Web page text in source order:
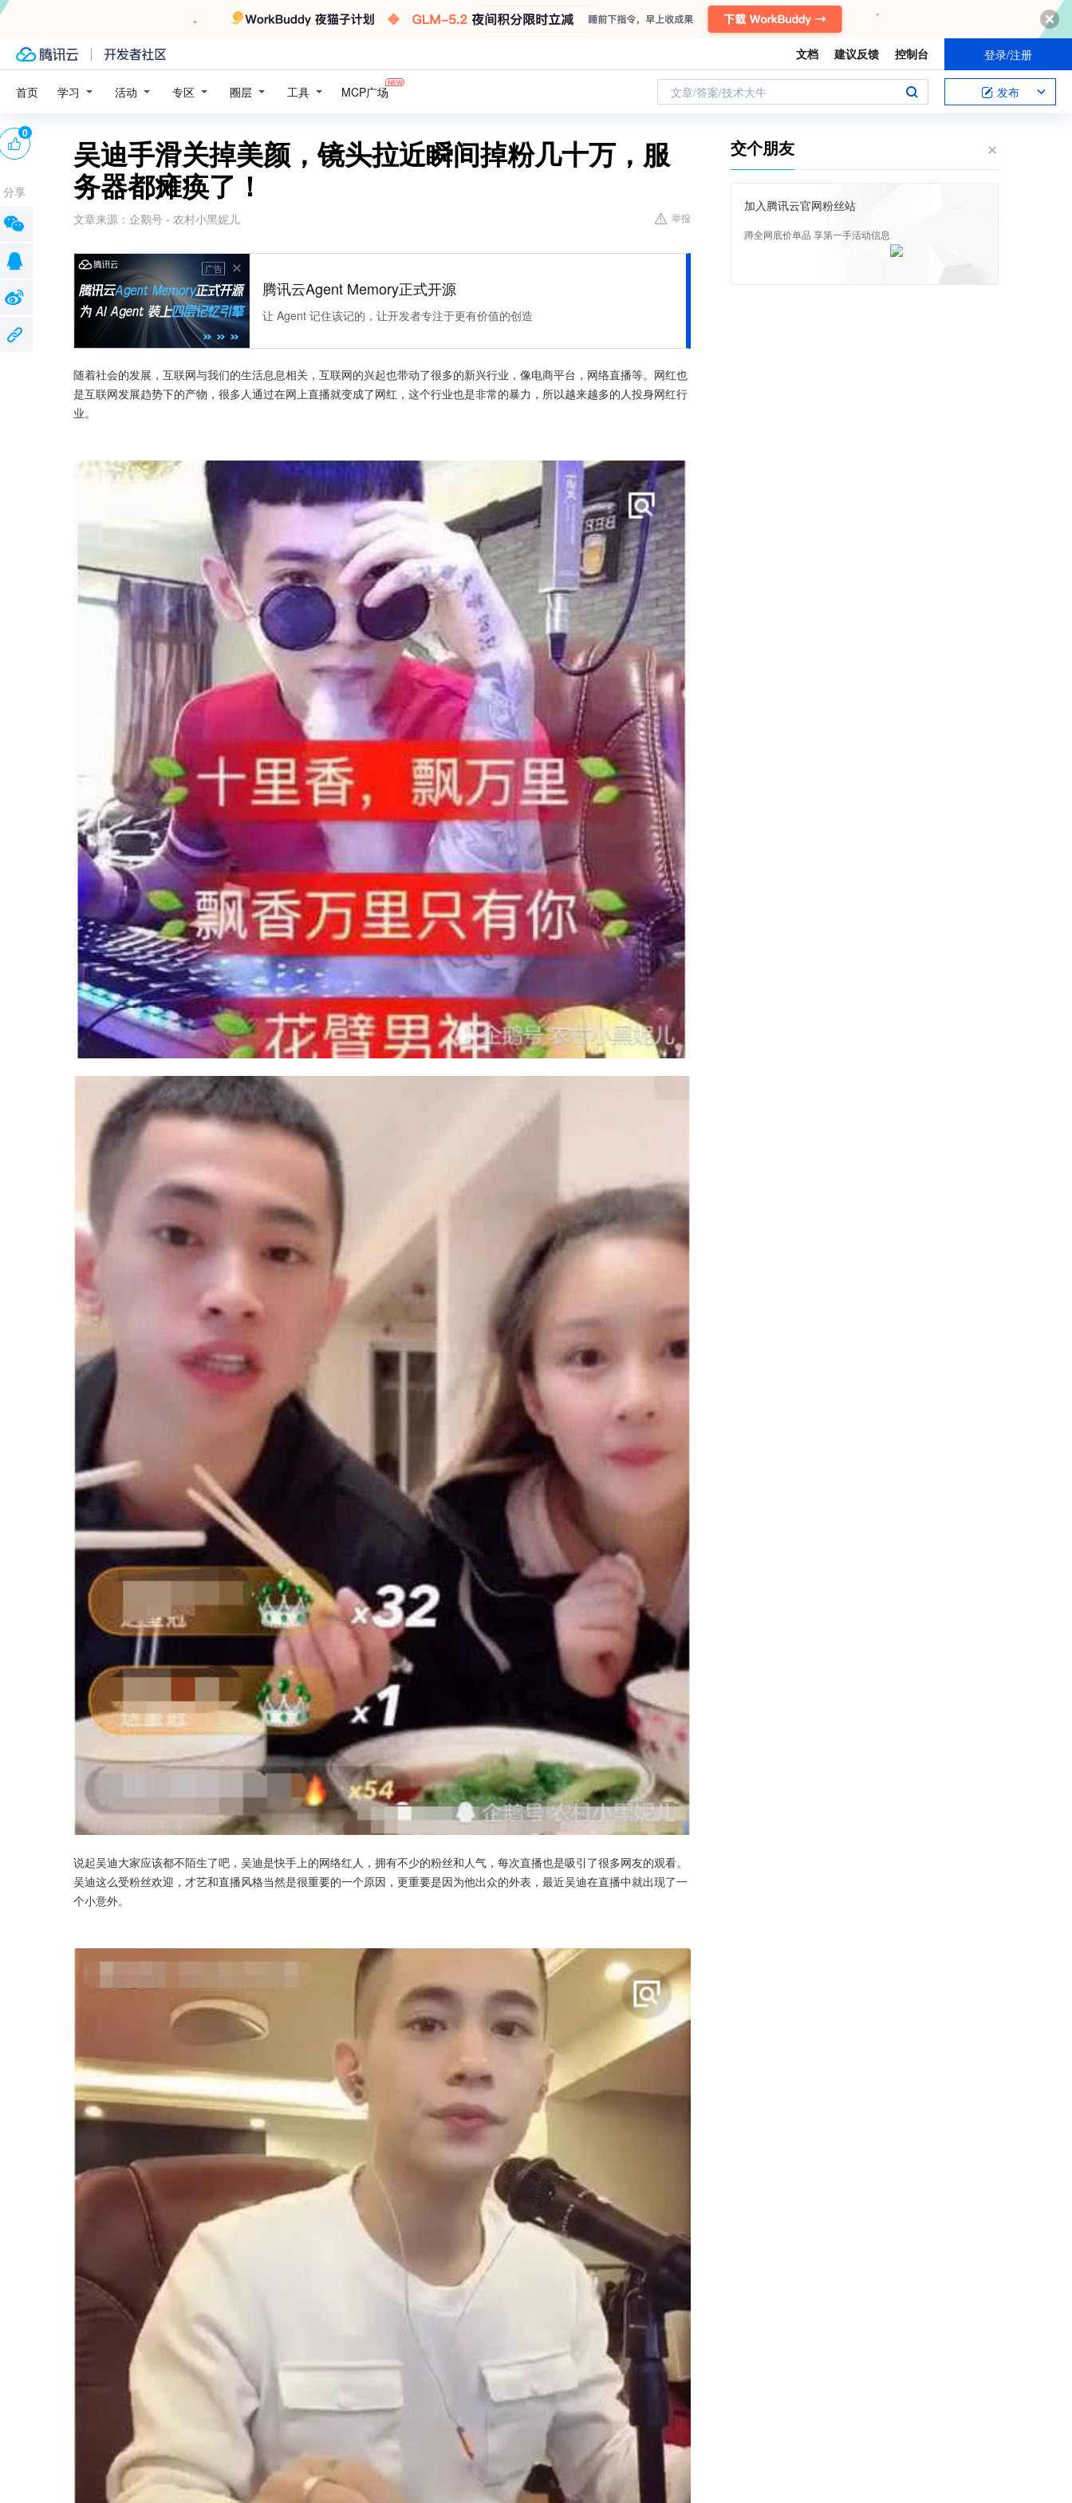
文档 建议反馈 控制台 登录/注册
首页 学习 活动 专区 圈层 工具 MCP广场 文章/答案/技术大牛 发布
吴迪手滑关掉美颜，镜头拉近瞬间掉粉几十万，服
务器都瘫痪了！
文章来源： 企鹅号 - 农村小黑妮儿 举报
广告
腾讯云Agent Memory正式开源
让 Agent 记住该记的，让开发者专注于更有价值的创造
随着社会的发展，互联网与我们的生活息息相关，互联网的兴起也带动了很多的新兴行业，像电商平台，网络直播等。网红也
是互联网发展趋势下的产物，很多人通过在网上直播就变成了网红，这个行业也是非常的暴力，所以越来越多的人投身网红行
业。
说起吴迪大家应该都不陌生了吧，吴迪是快手上的网络红人，拥有不少的粉丝和人气，每次直播也是吸引了很多网友的观看。
吴迪这么受粉丝欢迎，才艺和直播风格当然是很重要的一个原因，更重要是因为他出众的外表，最近吴迪在直播中就出现了一
个小意外。
0
分享
交个朋友
加入腾讯云官网粉丝站
蹲全网底价单品 享第一手活动信息